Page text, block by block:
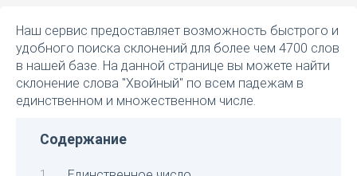
Наш сервис предоставляет возможность быстрого и
удобного поиска склонений для более чем 4700 слов
в нашей базе. На данной странице вы можете найти
склонение слова "Хвойный" по всем падежам в
единственном и множественном числе.
Содержание